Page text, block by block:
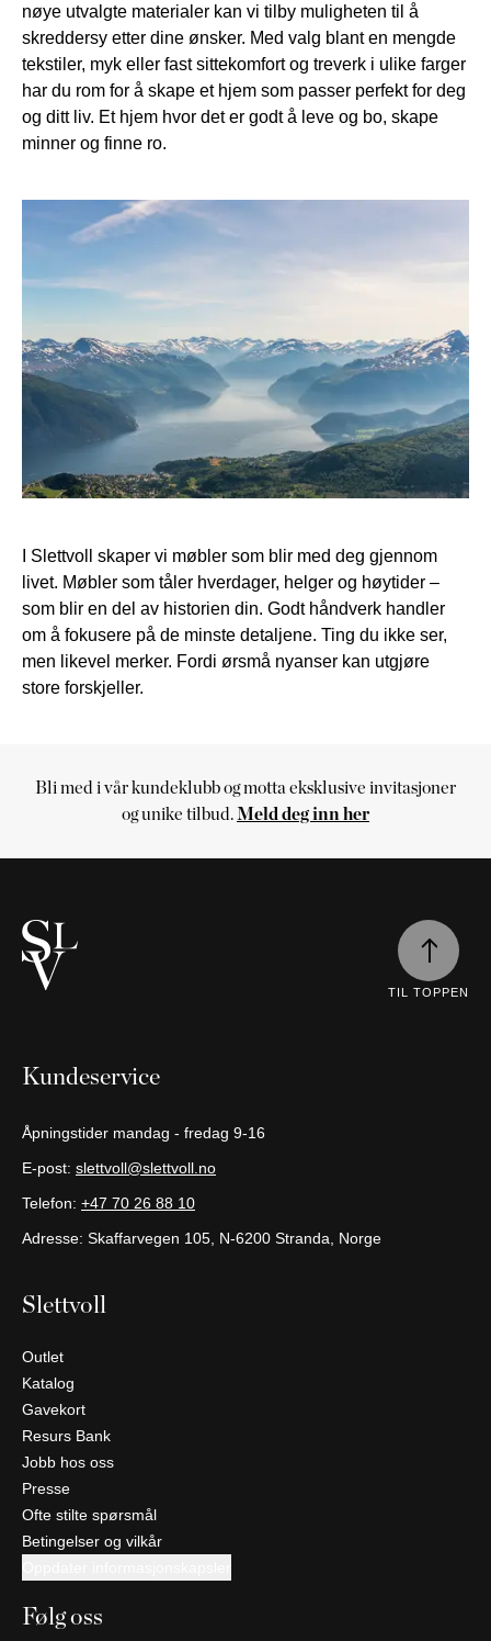
nøye utvalgte materialer kan vi tilby muligheten til å
skreddersy etter dine ønsker. Med valg blant en mengde
tekstiler, myk eller fast sittekomfort og treverk i ulike farger
har du rom for å skape et hjem som passer perfekt for deg
og ditt liv. Et hjem hvor det er godt å leve og bo, skape
minner og finne ro.
I Slettvoll skaper vi møbler som blir med deg gjennom
livet. Møbler som tåler hverdager, helger og høytider –
som blir en del av historien din. Godt håndverk handler
om å fokusere på de minste detaljene. Ting du ikke ser,
men likevel merker. Fordi ørsmå nyanser kan utgjøre
store forskjeller.
Handlekurv
Fortsett
å
handle
Bli med i vår kundeklubb og motta eksklusive invitasjoner
og unike tilbud.Meld deg inn her
Kundeservice
Åpningstider mandag - fredag 9-16
E-post: slettvoll@slettvoll.no
Telefon: +47 70 26 88 10
Adresse: Skaffarvegen 105, N-6200 Stranda, Norge
Slettvoll
Outlet
Katalog
Gavekort
Resurs Bank
Jobb hos oss
Presse
Ofte stilte spørsmål
Betingelser og vilkår
Følg oss
TIL TOPPEN